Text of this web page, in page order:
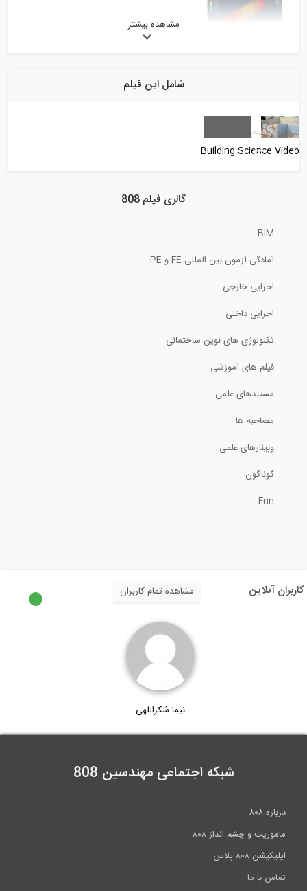
تحلیل تیر در نرم افزار ELPLA
بخشی از فیلم آموزش ترسیم نقشه‌ های...
13:33
معادلات برش و لنگر تیر تحت بارگذاری های...
تحلیل پی گسترده دارای شمع در نرم افزار...
مشاهده بیشتر
شامل این فیلم
Building Science Video
5فیلم
گالری فیلم 808
BIM
آمادگی آزمون بین المللی FE و PE
اجرایی خارجی
اجرایی داخلی
تکنولوژی های نوین ساختمانی
فیلم های آموزشی
مستندهای علمی
مصاحبه ها
وبینارهای علمی
گوناگون
Fun
کاربران آنلاین مشاهده تمام کاربران
نیما شکراللهی
شبکه اجتماعی مهندسین 808
درباره ۸۰۸
ماموریت و چشم انداز ۸۰۸
اپلیکیشن ۸۰۸ پلاس
تماس با ما